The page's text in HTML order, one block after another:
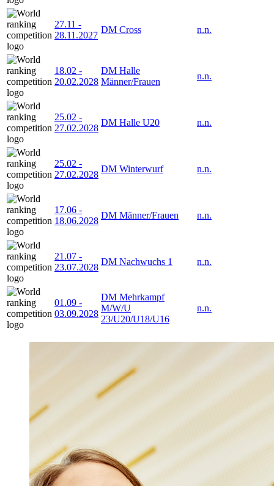
27.11 -
28.11.2027
DM Cross n.n.
18.02 -
20.02.2028
DM Halle
Männer/Frauen
n.n.
25.02 -
27.02.2028
DM Halle U20 n.n.
25.02 -
27.02.2028
DM Winterwurf n.n.
17.06 -
18.06.2028
DM Männer/Frauen n.n.
21.07 -
23.07.2028
DM Nachwuchs 1 n.n.
01.09 -
03.09.2028
DM Mehrkampf
M/W/U
23/U20/U18/U16
n.n.